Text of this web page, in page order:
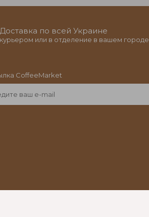
Доставка по всей Украине
курьером или в отделение в вашем городе.
CoffeeMarket